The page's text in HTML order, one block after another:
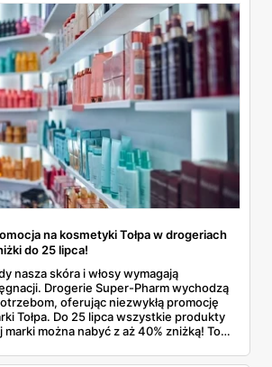
na kosmetyki Tołpa w drogeriach
do 25 lipca!
nasza skóra i włosy wymagają
Drogerie Super-Pharm wychodzą
oferując niezwykłą promocję
Tołpa. Do 25 lipca wszystkie produkty
można nabyć z aż 40% zniżką! To
o siebie w tym letnim sezonie.